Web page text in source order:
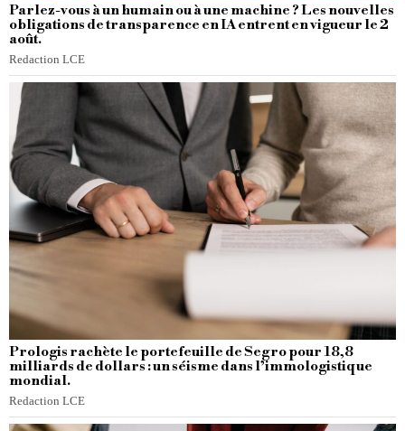
Parlez-vous à un humain ou à une machine ? Les nouvelles
obligations de transparence en IA entrent en vigueur le 2
août.
Redaction LCE
Prologis rachète le portefeuille de Segro pour 18,8
milliards de dollars : un séisme dans l’immologistique
mondial.
Redaction LCE